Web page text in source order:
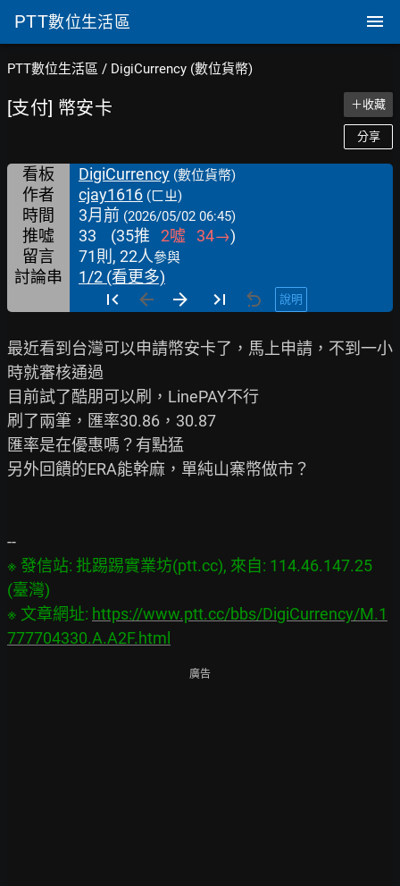
PTT數位生活區
PTT數位生活區 / DigiCurrency (數位貨幣)
[支付] 幣安卡 ＋收藏
分享
看板 DigiCurrency (數位貨幣)
作者 cjay1616 (ㄈㄓ)
時間 3月前 (2026/05/02 06:45)
推噓 33 (35推 2噓 34→)
留言
71則, 22人參與
討論串 1/2 (看更多)
說明
最近看到台灣可以申請幣安卡了，馬上申請，不到一小
時就審核通過
目前試了酷朋可以刷，LinePAY不行
刷了兩筆，匯率30.86，30.87
匯率是在優惠嗎？有點猛
另外回饋的ERA能幹麻，單純山寨幣做市？
※ 發信站: 批踢踢實業坊(ptt.cc), 來自: 114.46.147.25
(臺灣)
※ 文章網址: https://www.ptt.cc/bbs/DigiCurrency/M.1
777704330.A.A2F.html
廣告